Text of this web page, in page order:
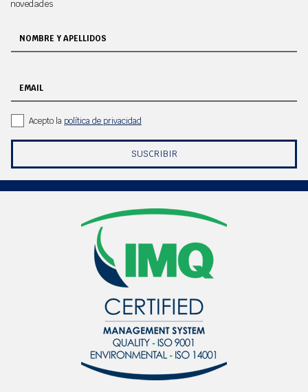
novedades
NOMBRE Y APELLIDOS
EMAIL
Acepto la política de privacidad
SUSCRIBIR